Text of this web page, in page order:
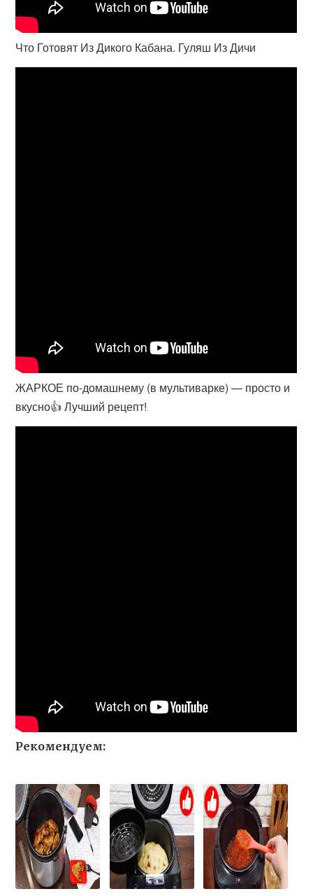
Что Готовят Из Дикого Кабана. Гуляш Из Дичи
ЖАРКОЕ по-домашнему (в мультиварке) — просто и
вкусно👍 Лучший рецепт!
Рекомендуем: